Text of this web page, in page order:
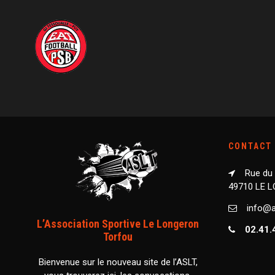
L’Association Sportive Le Longeron
Torfou
Bienvenue sur le nouveau site de l’ASLT,
CONTACT
Rue
49710 LE